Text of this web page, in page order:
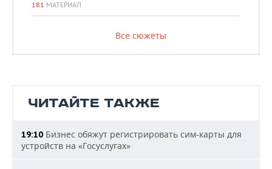
181 МАТЕРИАЛ
Все сюжеты
ЧИТАЙТЕ ТАКЖЕ
19:10 Бизнес обяжут регистрировать сим-карты для
устройств на «Госуслугах»